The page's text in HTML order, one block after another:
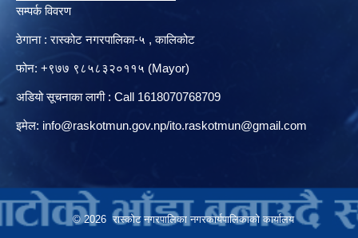
सम्पर्क विवरण
ठेगाना : रास्कोट नगरपालिका-५ , कालिकोट
फोन: +९७७ ९८५८३२०११५ (Mayor)
अडियो सूचनाका लागी : Call 1618070768709
इमेल: info@raskotmun.gov.np/ito.raskotmun@gmail.com
© 2026 रास्कोट नगरपालिका नगरकार्यपालिकाको कार्यालय